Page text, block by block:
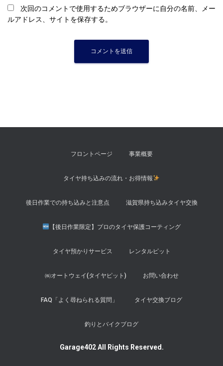
次回のコメントで使用するためブラウザーに自分の名前、メー
ルアドレス、サイトを保存する。
フロントページ 事業概要
タイヤ持ち込みの流れ・お得情報
後日作業での持ち込みと注意点 滋賀県持ち込みタイヤ交換
【後日作業限定】プロのタイヤ保護コーティング
タイヤ預かりサービス レンタルピット
㈱オートウェイ(タイヤピット) お問い合わせ
FAQ「よく尋ねられる質問」 タイヤ交換ブログ
釣りとバイクブログ
Garage402 All Rights Reserved.